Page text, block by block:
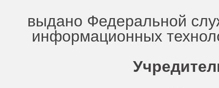
выдано Федеральной
информационных